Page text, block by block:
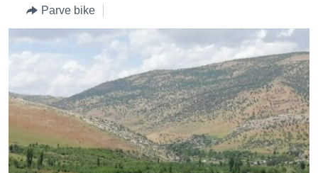
Yekser
here
Lêgerînê
HEVPEYVÎN
SÛRÎYE
ÎRAQ
ROJHILATA NAVÎN
CÎHAN
ÇAND Û HUNER
SERNIVÎS
Parve bike